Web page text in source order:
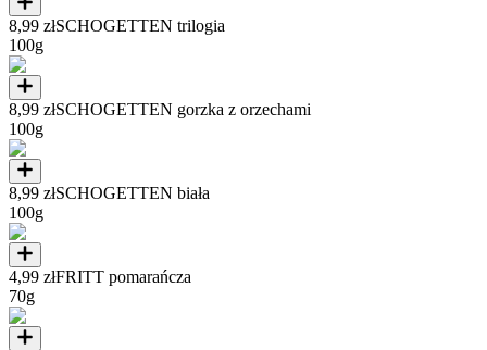
8,99 złSCHOGETTEN trilogia
100g
8,99 złSCHOGETTEN gorzka z orzechami
100g
8,99 złSCHOGETTEN biała
100g
4,99 złFRITT pomarańcza
70g